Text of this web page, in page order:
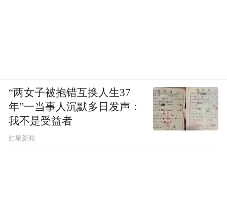
“两女子被抱错互换人生37
年”一当事人沉默多日发声：
我不是受益者
红星新闻